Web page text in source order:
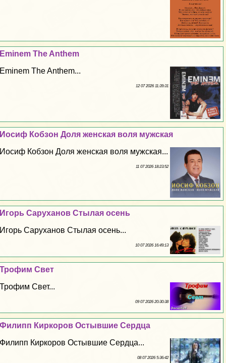
Eminem The Anthem
Eminem The Anthem...
12 07 2026 11:39:31
Иосиф Кобзон Доля женская воля мужская
Иосиф Кобзон Доля женская воля мужская...
11 07 2026 18:23:52
Игорь Саруханов Стылая осень
Игорь Саруханов Стылая осень...
10 07 2026 16:49:13
Трофим Свет
Трофим Свет...
09 07 2026 20:30:38
Филипп Киркоров Остывшие Сердца
Филипп Киркоров Остывшие Сердца...
08 07 2026 5:36:42